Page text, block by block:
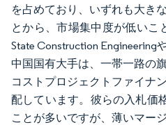
を占めており、いずれも大き
とから、市場集中度が低いこ
State Construction Engineering
中国国有大手は、一帯一路の
コストプロジェクトファイナ
配しています。彼らの入札価
ことが多いですが、薄いマー